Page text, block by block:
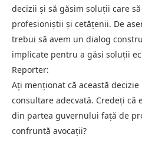
decizii și să găsim soluții care
profesioniștii și cetățenii. De
trebui să avem un dialog
implicate pentru a găsi soluții
Reporter:
Ați menționat că această
consultare adecvată. Credeți că
din partea guvernului față de
confruntă avocații?